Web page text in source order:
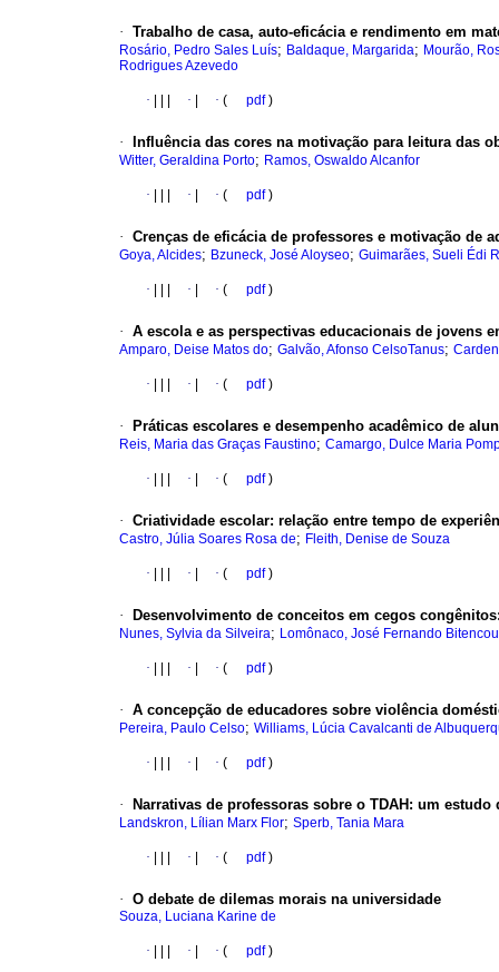
· Trabalho de casa, auto-eficácia e rendimento em
Rosário, Pedro Sales Luís; Baldaque, Margarida; Mourão,
Rodrigues Azevedo
· · · ( pdf)
· Influência das cores na motivação para leitura das
Witter, Geraldina Porto; Ramos, Oswaldo Alcanfor
· · · ( pdf)
· Crenças de eficácia de professores e motivação de
Goya, Alcides; Bzuneck, José Aloyseo; Guimarães, Sueli Édi
· · · ( pdf)
· A escola e as perspectivas educacionais de jovens
Amparo, Deise Matos do; Galvão, Afonso CelsoTanus;
· · · ( pdf)
· Práticas escolares e desempenho acadêmico de
Reis, Maria das Graças Faustino; Camargo, Dulce Maria
· · · ( pdf)
· Criatividade escolar: relação entre tempo de
Castro, Júlia Soares Rosa de; Fleith, Denise de Souza
· · · ( pdf)
· Desenvolvimento de conceitos em cegos congênitos
Nunes, Sylvia da Silveira; Lomônaco, José Fernando
· · · ( pdf)
· A concepção de educadores sobre violência
Pereira, Paulo Celso; Williams, Lúcia Cavalcanti de
· · · ( pdf)
· Narrativas de professoras sobre o TDAH : um estudo
Landskron, Lílian Marx Flor; Sperb, Tania Mara
· · · ( pdf)
· O debate de dilemas morais na universidade
Souza, Luciana Karine de
· · · ( pdf)